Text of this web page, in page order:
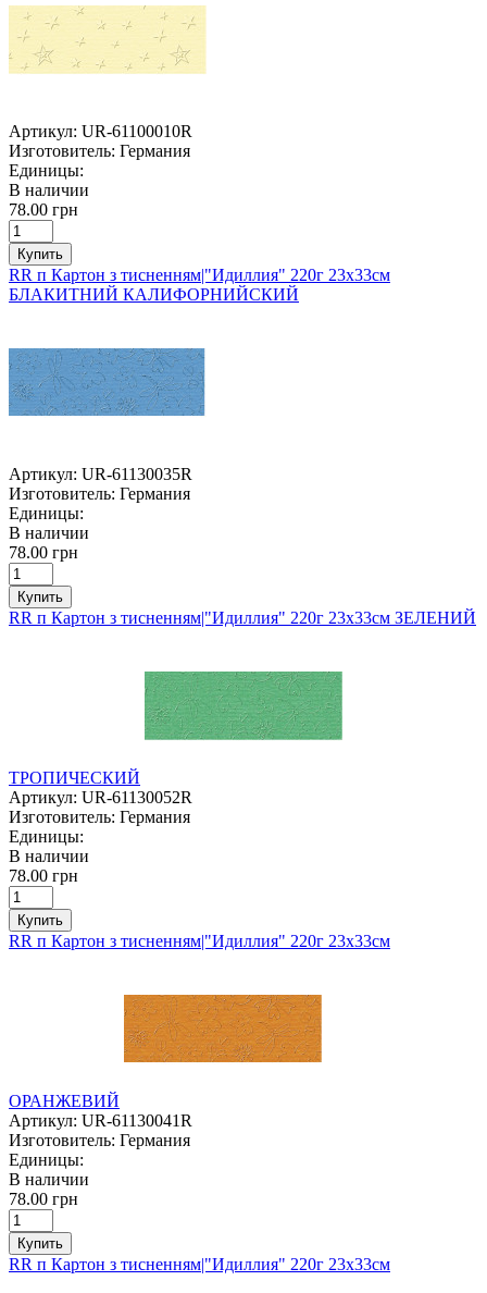
Артикул: UR-61100010R
Изготовитель: Германия
Единицы:
В наличии
78.00 грн
Купить
RR п Картон з тисненням|"Идиллия" 220г 23х33см
БЛАКИТНИЙ КАЛИФОРНИЙСКИЙ
Артикул: UR-61130035R
Изготовитель: Германия
Единицы:
В наличии
78.00 грн
Купить
RR п Картон з тисненням|"Идиллия" 220г 23х33см ЗЕЛЕНИЙ
ТРОПИЧЕСКИЙ
Артикул: UR-61130052R
Изготовитель: Германия
Единицы:
В наличии
78.00 грн
Купить
RR п Картон з тисненням|"Идиллия" 220г 23х33см
ОРАНЖЕВИЙ
Артикул: UR-61130041R
Изготовитель: Германия
Единицы:
В наличии
78.00 грн
Купить
RR п Картон з тисненням|"Идиллия" 220г 23х33см